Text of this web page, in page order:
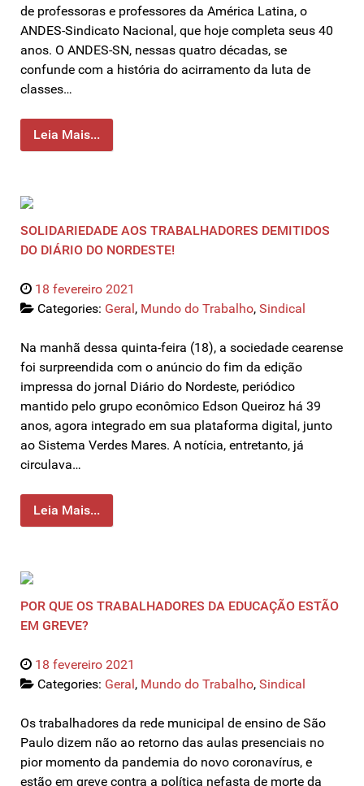
de professoras e professores da América Latina, o
ANDES-Sindicato Nacional, que hoje completa seus 40
anos. O ANDES-SN, nessas quatro décadas, se
confunde com a história do acirramento da luta de
classes…
Leia Mais...
SOLIDARIEDADE AOS TRABALHADORES DEMITIDOS
DO DIÁRIO DO NORDESTE!
18 fevereiro 2021
Categories: Geral, Mundo do Trabalho, Sindical
Na manhã dessa quinta-feira (18), a sociedade cearense
foi surpreendida com o anúncio do fim da edição
impressa do jornal Diário do Nordeste, periódico
mantido pelo grupo econômico Edson Queiroz há 39
anos, agora integrado em sua plataforma digital, junto
ao Sistema Verdes Mares. A notícia, entretanto, já
circulava…
Leia Mais...
POR QUE OS TRABALHADORES DA EDUCAÇÃO ESTÃO
EM GREVE?
18 fevereiro 2021
Categories: Geral, Mundo do Trabalho, Sindical
Os trabalhadores da rede municipal de ensino de São
Paulo dizem não ao retorno das aulas presenciais no
pior momento da pandemia do novo coronavírus, e
estão em greve contra a política nefasta de morte da